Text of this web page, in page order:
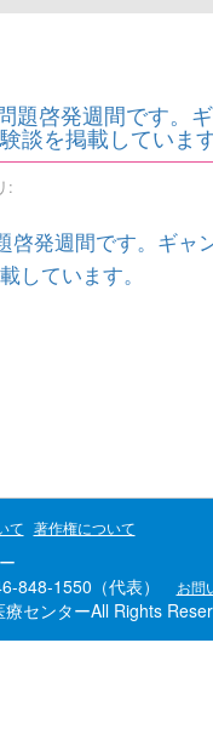
題啓発週間です。
談を掲載していま
:
啓発週間です。ギャ
しています。
て 著作権について
848-1550（代表）
お問
センターAll Rights